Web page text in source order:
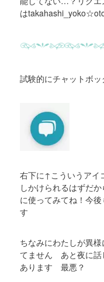
は
試験的にチャットボッ
右下に↑こういうアイ
しかけられるはずだ
に使ってみてね！今
す
ちなみにわたしが異
てません あと夜に話
あります 最悪？